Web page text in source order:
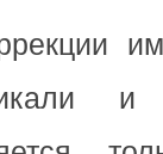
и